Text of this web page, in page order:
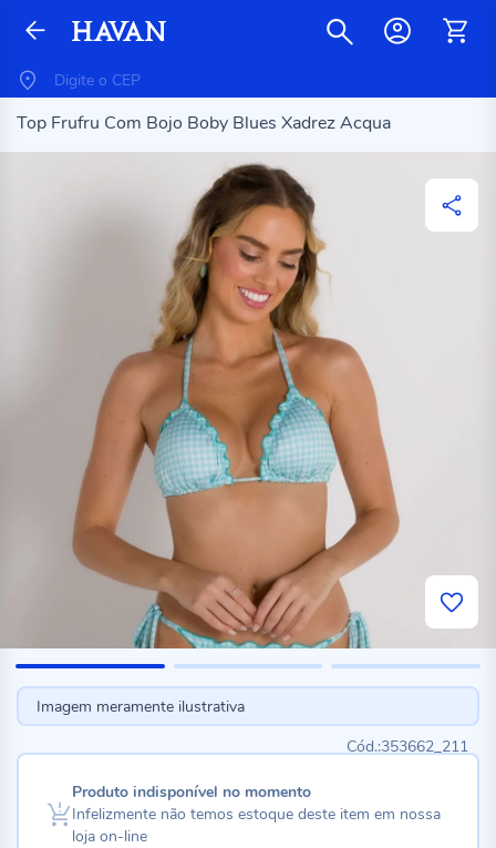
Top Frufru Com Bojo Boby Blues Xadrez Acqua
Imagem meramente ilustrativa
353662_211
Produto indisponível no momento
Infelizmente não temos estoque deste item em nossa
loja on-line